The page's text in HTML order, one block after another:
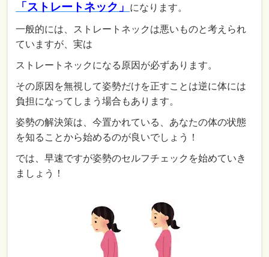
「ストレートネック」 になります。
一般的には、ストレートネックは悪いものと考えられ
ていますが、実は
ストレートネックになる原因が必ずあります。
その原因を無視して姿勢だけを正すことは逆に体には
負担になってしまう場合もあります。
姿勢の解決策は、今置かれている、あなたの体の状態
を知ることから始めるのが良いでしょう！
では、早速ですが姿勢のセルフチェックを始めていき
ましょう！